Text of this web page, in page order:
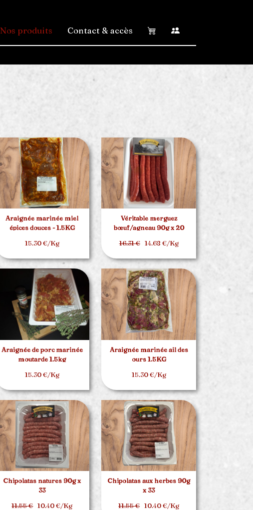
Nos produits Contact & accès
Araignée marinée miel
épices douces - 1.5KG
15.30 €/Kg
Véritable merguez
bœuf/agneau 90g x 20
16.31 €14.68 €/Kg
Araignée de porc marinée
moutarde 1.5kg
15.30 €/Kg
Araignée marinée ail des
ours 1.5KG
15.30 €/Kg
Chipolatas natures 90g x
33
11.55 €10.40 €/Kg
Chipolatas aux herbes 90g
x 33
11.55 €10.40 €/Kg